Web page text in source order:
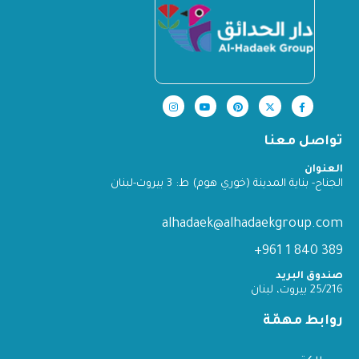
تواصل معنا
العنوان
الجناح- بناية المدينة (خوري هوم) ط: 3 بيروت-لبنان
alhadaek@alhadaekgroup.com
389 840 1 961+
صندوق البريد
25/216 بيروت، لبنان
روابط مهمّة